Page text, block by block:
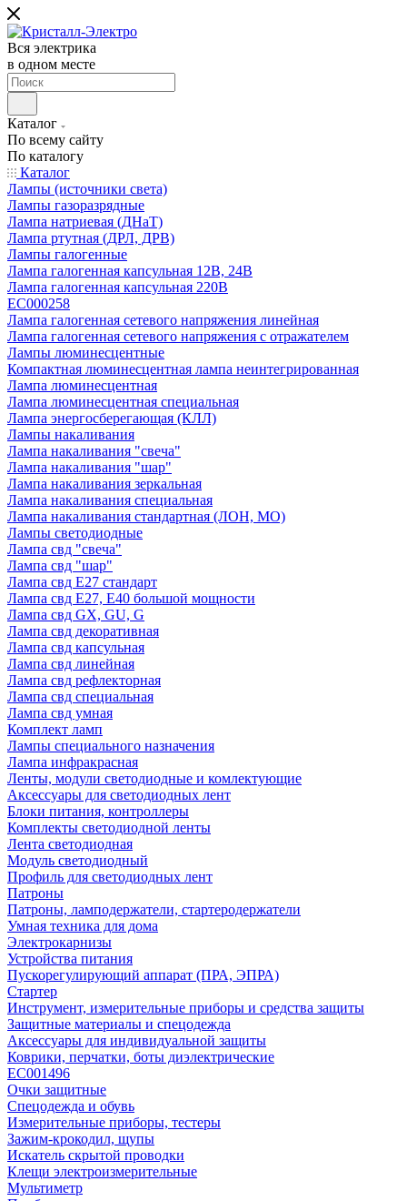
Вся электрика
в одном месте
Каталог
По всему сайту
По каталогу
Каталог
Лампы (источники света)
Лампы газоразрядные
Лампа натриевая (ДНаТ)
Лампа ртутная (ДРЛ, ДРВ)
Лампы галогенные
Лампа галогенная капсульная 12В, 24В
Лампа галогенная капсульная 220В
EC000258
Лампа галогенная сетевого напряжения линейная
Лампа галогенная сетевого напряжения с отражателем
Лампы люминесцентные
Компактная люминесцентная лампа неинтегрированная
Лампа люминесцентная
Лампа люминесцентная специальная
Лампа энергосберегающая (КЛЛ)
Лампы накаливания
Лампа накаливания "свеча"
Лампа накаливания "шар"
Лампа накаливания зеркальная
Лампа накаливания специальная
Лампа накаливания стандартная (ЛОН, МО)
Лампы светодиодные
Лампа свд "свеча"
Лампа свд "шар"
Лампа свд E27 стандарт
Лампа свд E27, Е40 большой мощности
Лампа свд GX, GU, G
Лампа свд декоративная
Лампа свд капсульная
Лампа свд линейная
Лампа свд рефлекторная
Лампа свд специальная
Лампа свд умная
Комплект ламп
Лампы специального назначения
Лампа инфракрасная
Ленты, модули светодиодные и комлектующие
Аксессуары для светодиодных лент
Блоки питания, контроллеры
Комплекты светодиодной ленты
Лента светодиодная
Модуль светодиодный
Профиль для светодиодных лент
Патроны
Патроны, ламподержатели, стартеродержатели
Умная техника для дома
Электрокарнизы
Устройства питания
Пускорегулирующий аппарат (ПРА, ЭПРА)
Стартер
Инструмент, измерительные приборы и средства защиты
Защитные материалы и спецодежда
Аксессуары для индивидуальной защиты
Коврики, перчатки, боты диэлектрические
EC001496
Очки защитные
Спецодежда и обувь
Измерительные приборы, тестеры
Зажим-крокодил, щупы
Искатель скрытой проводки
Клещи электроизмерительные
Мультиметр